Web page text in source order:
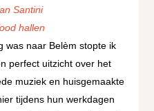
was naar Belèm stopte ik
perfect uitzicht over het
muziek en huisgemaakte
tijdens hun werkdagen